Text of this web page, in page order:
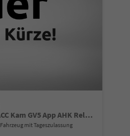
Basis 1.5TSI Sport Edition ACC Kam GV5 App AHK Reling
Fahrzeug mit Tageszulassung